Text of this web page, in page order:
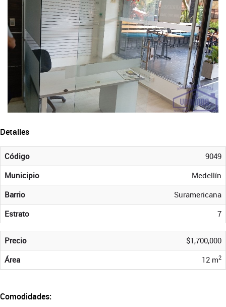
Detalles
Código
9049
Municipio
Medellín
Barrio
Suramericana
Estrato
7
Precio
$1,700,000
Área
12 m2
Comodidades: